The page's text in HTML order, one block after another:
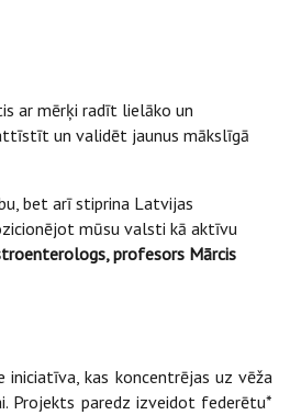
ar mērķi radīt lielāko un
un validēt jaunus mākslīgā
bet arī stiprina Latvijas
mūsu valsti kā aktīvu
profesors Mārcis
iniciatīva, kas koncentrējas uz vēža
Projekts paredz izveidot federētu*